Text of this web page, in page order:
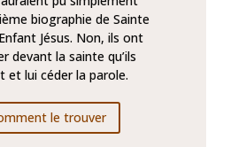
biographie de Sainte
Jésus. Non, ils ont
devant la sainte qu’ils
et lui céder la parole.
le trouver